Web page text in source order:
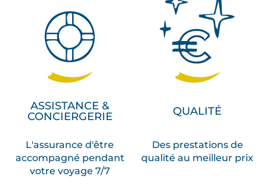
ASSISTANCE &
CONCIERGERIE
L'assurance d'être
accompagné pendant
votre voyage 7/7
QUALITÉ
Des prestations de
qualité au meilleur prix